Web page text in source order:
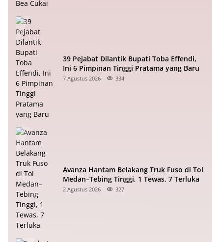
39 Pejabat Dilantik Bupati Toba Effendi,
Ini 6 Pimpinan Tinggi Pratama yang Baru
7 Agustus 2026 334
Avanza Hantam Belakang Truk Fuso di Tol
Medan–Tebing Tinggi, 1 Tewas, 7 Terluka
2 Agustus 2026 327